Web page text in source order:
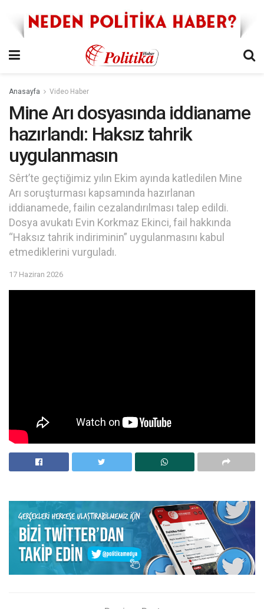
Anasayfa Video Haber
Mine Arı dosyasında iddianame
hazırlandı: Haksız tahrik
uygulanmasın
Sêrt’te geçtiğimiz yılın Ekim ayında katledilen Mine
Arı soruşturması kapsamında hazırlanan
iddianamede, failin cezalandırılması talep edildi.
Dosya avukatı Evin Korkmaz Ekinci, fail hakkında
“Haksız tahrik indiriminin” uygulanmasını kabul
etmediklerini vurguladı.
17 Haziran 2026